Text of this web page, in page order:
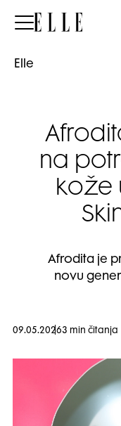
Elle
Elle
na
kože
Afrodita je
novu
09.05.20263 min čitanja